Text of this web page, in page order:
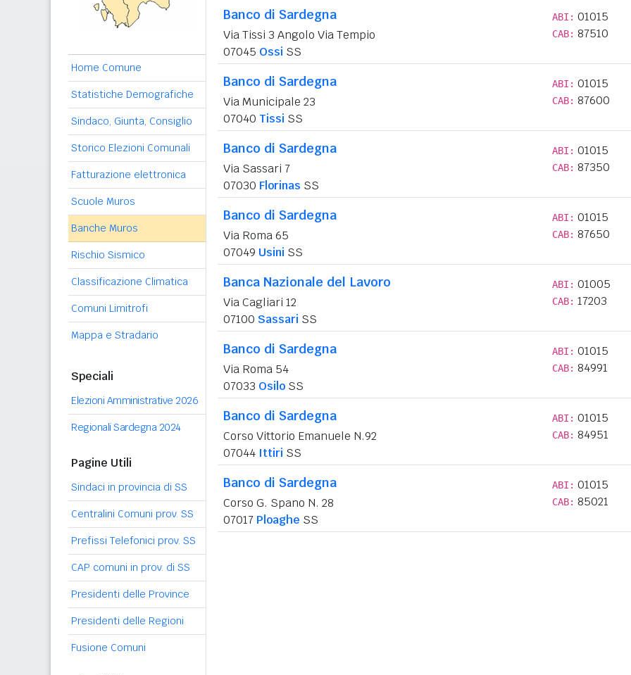
Home Comune
Statistiche Demografiche
Sindaco, Giunta, Consiglio
Storico Elezioni Comunali
Fatturazione elettronica
Scuole Muros
Banche Muros
Rischio Sismico
Classificazione Climatica
Comuni Limitrofi
Mappa e Stradario
Speciali
Elezioni Amministrative 2026
Regionali Sardegna 2024
Pagine Utili
Sindaci in provincia di SS
Centralini Comuni prov. SS
Prefissi Telefonici prov. SS
CAP comuni in prov. di SS
Presidenti delle Province
Presidenti delle Regioni
Fusione Comuni
Banco di Sardegna
Via Tissi 3 Angolo Via Tempio
07045 Ossi SS
ABI: 01015
CAB: 87510
Banco di Sardegna
Via Municipale 23
07040 Tissi SS
ABI: 01015
CAB: 87600
Banco di Sardegna
Via Sassari 7
07030 Florinas SS
ABI: 01015
CAB: 87350
Banco di Sardegna
Via Roma 65
07049 Usini SS
ABI: 01015
CAB: 87650
Banca Nazionale del Lavoro
Via Cagliari 12
07100 Sassari SS
ABI: 01005
CAB: 17203
Banco di Sardegna
Via Roma 54
07033 Osilo SS
ABI: 01015
CAB: 84991
Banco di Sardegna
Corso Vittorio Emanuele N.92
07044 Ittiri SS
ABI: 01015
CAB: 84951
Banco di Sardegna
Corso G. Spano N. 28
07017 Ploaghe SS
ABI: 01015
CAB: 85021